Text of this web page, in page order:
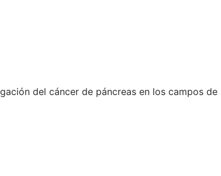
del cáncer de páncreas en los campos